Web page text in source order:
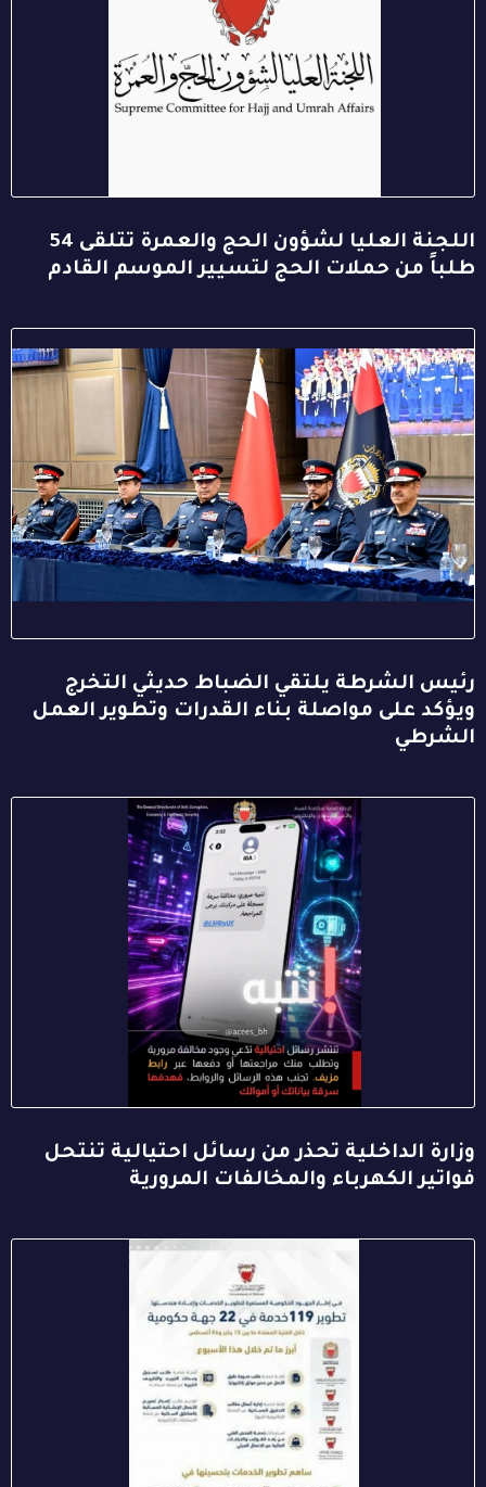
اللجنة العليا لشؤون الحج والعمرة تتلقى 54
طلباً من حملات الحج لتسيير الموسم القادم
رئيس الشرطة يلتقي الضباط حديثي التخرج
ويؤكد على مواصلة بناء القدرات وتطوير العمل
الشرطي
وزارة الداخلية تحذر من رسائل احتيالية تنتحل
فواتير الكهرباء والمخالفات المرورية